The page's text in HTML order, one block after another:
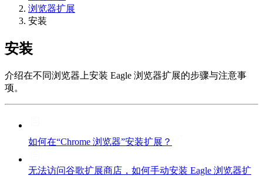
浏览器扩展
安装
安装
介绍在不同浏览器上安装 Eagle 浏览器扩展的步骤与注意事
项。
如何在“Chrome 浏览器”安装扩展？
无法访问谷歌扩展商店，如何手动安装 Eagle 浏览器扩